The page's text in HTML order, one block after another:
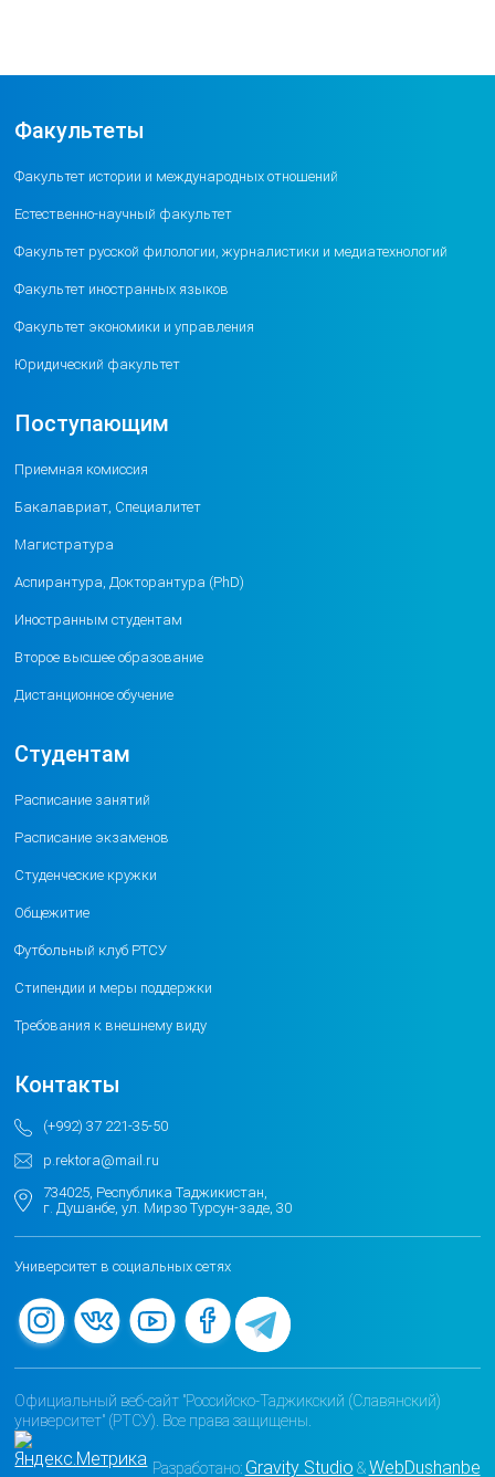
Факультеты
Факультет истории и международных отношений
Естественно-научный факультет
Факультет русской филологии, журналистики и медиатехнологий
Факультет иностранных языков
Факультет экономики и управления
Юридический факультет
Поступающим
Приемная комиссия
Бакалавриат, Специалитет
Магистратура
Аспирантура, Докторантура (PhD)
Иностранным студентам
Второе высшее образование
Дистанционное обучение
Студентам
Расписание занятий
Расписание экзаменов
Студенческие кружки
Общежитие
Футбольный клуб РТСУ
Стипендии и меры поддержки
Требования к внешнему виду
Контакты
(+992) 37 221-35-50
p.rektora@mail.ru
734025, Республика Таджикистан,
г. Душанбе, ул. Мирзо Турсун-заде, 30
Университет в социальных сетях
Официальный веб-сайт "Российско-Таджикский (Славянский)
университет" (РТСУ). Все права защищены.
Разработано: Gravity Studio &WebDushanbe